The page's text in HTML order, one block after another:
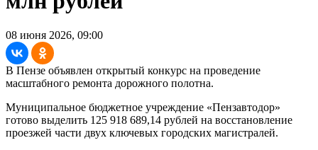
08 июня 2026, 09:00
В Пензе объявлен открытый конкурс на проведение
масштабного ремонта дорожного полотна.
Муниципальное бюджетное учреждение «Пензавтодор»
готово выделить 125 918 689,14 рублей на восстановление
проезжей части двух ключевых городских магистралей.